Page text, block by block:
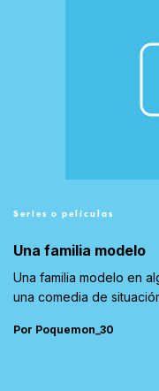
Series o películas
Una familia modelo
Una familia modelo en
una comedia de
Por Poquemon_30